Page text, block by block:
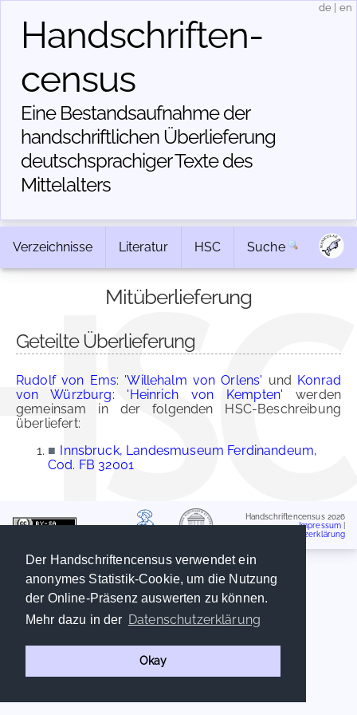
Der Handschriftencensus verwendet ein
anonymes Statistik-Cookie, um die Nutzung
der Online-Präsenz auswerten zu können.
Mehr dazu in der Datenschutzerklärung
Okay
Handschriften­
census
Eine Bestandsaufnahme der
handschriftlichen Über­lieferung
deutschsprachiger Texte des
Mittelalters
de en
Verzeichnisse Literatur HSC Suche
Mitüberlieferung
Geteilte Überlieferung
Rudolf von Ems: 'Willehalm von Orlens' und Konrad
von Würzburg: 'Heinrich von Kempten' werden
gemeinsam in der folgenden HSC-Beschreibung
überliefert:
■ Innsbruck, Landesmuseum Ferdinandeum,
Cod. FB 32001
Handschriftencensus 2026
Impressum
Datenschutzerklärung